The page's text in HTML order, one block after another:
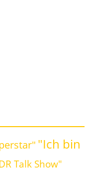
"Ich bin
Talk Show"